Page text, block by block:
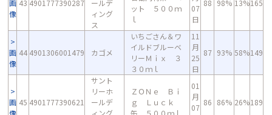
画
像
43 4901777390287
ールデ
ィング
ス
ット ５００ｍ
ｌ
07
日
88 98% 13%165
画
像
44 4901306001479 カゴメ
いちごさん＆ワ
イルドブルーベ
リーＭｉｘ ３
３０ｍｌ
11
月
25
日
87 93% 58%149
画
像
45 4901777390621
サント
リーホ
ールデ
ィング
ＺＯＮｅ Ｂｉ
ｇ Ｌｕｃｋ
缶 ５００ｍｌ
01
月
07
86 86% 26%189